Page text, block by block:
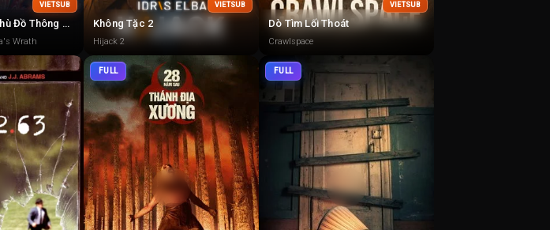
VIETSUB
Địch Nhân Kiệt: Phù Đồ Thông Thiên
Wrath
VIETSUB
Không Tặc 2
Hijack 2
VIETSUB
Dò Tìm Lối Thoát
Crawlspace
FULL FULL